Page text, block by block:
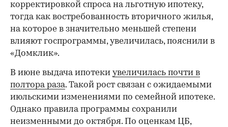
корректировкой спроса на льготную ипотеку,
тогда как востребованность вторичного жилья,
на которое в значительно меньшей степени
влияют госпрограммы, увеличилась, пояснили в
«Домклик».
В июне выдача ипотеки увеличилась почти в
полтора раза. Такой рост связан с ожидаемыми
июльскими изменениями по семейной ипотеке.
Однако правила программы сохранили
неизменными до октября. По оценкам ЦБ,